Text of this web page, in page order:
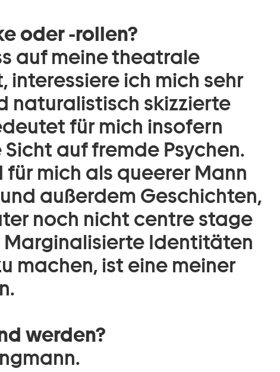
oder -rollen?
auf meine theatrale
interessiere ich mich sehr
naturalistisch skizzierte
für mich insofern
auf fremde Psychen.
mich als queerer Mann
außerdem Geschichten,
noch nicht centre stage
Marginalisierte Identitäten
machen, ist eine meiner
werden?